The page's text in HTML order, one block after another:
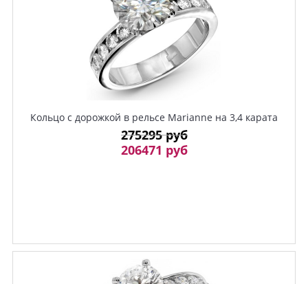
Кольцо с дорожкой в рельсе Marianne на 3,4 карата
275295 руб
206471 руб